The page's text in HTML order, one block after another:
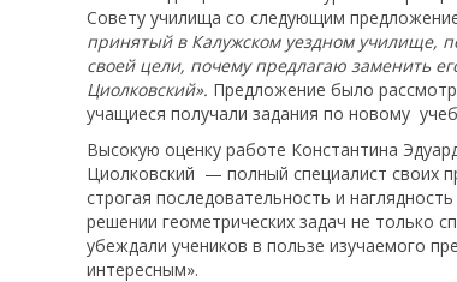
Совету училища со следующим
принятый в Калужском уездном училище,
своей цели, почему предлагаю заменить
Циолковский». Предложение было
учащиеся получали задания по новому
Высокую оценку работе Константина
Циолковский — полный специалист своих
строгая последовательность и
решении геометрических задач не только
убеждали учеников в пользе изучаемого
интересным».